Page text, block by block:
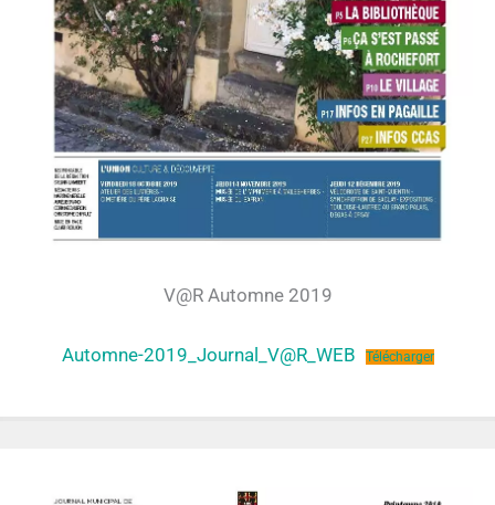
V@R Automne 2019
Automne-2019_Journal_V@R_WEB Télécharger